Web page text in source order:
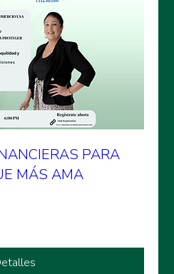
PARA
MÁS AMA